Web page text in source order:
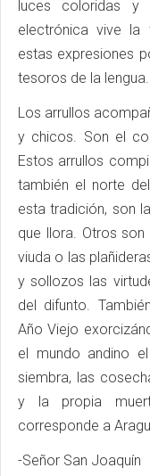
luces coloridas y
electrónica vive la
estas expresiones
tesoros de la lengua.
Los arrullos
y chicos. Son el
Estos arrullos
también el norte
esta tradición, son
que llora. Otros son
viuda o las
y sollozos las
del difunto.
Año Viejo
el mundo andino
siembra, las
y la propia
corresponde a
-Señor San Joaquín